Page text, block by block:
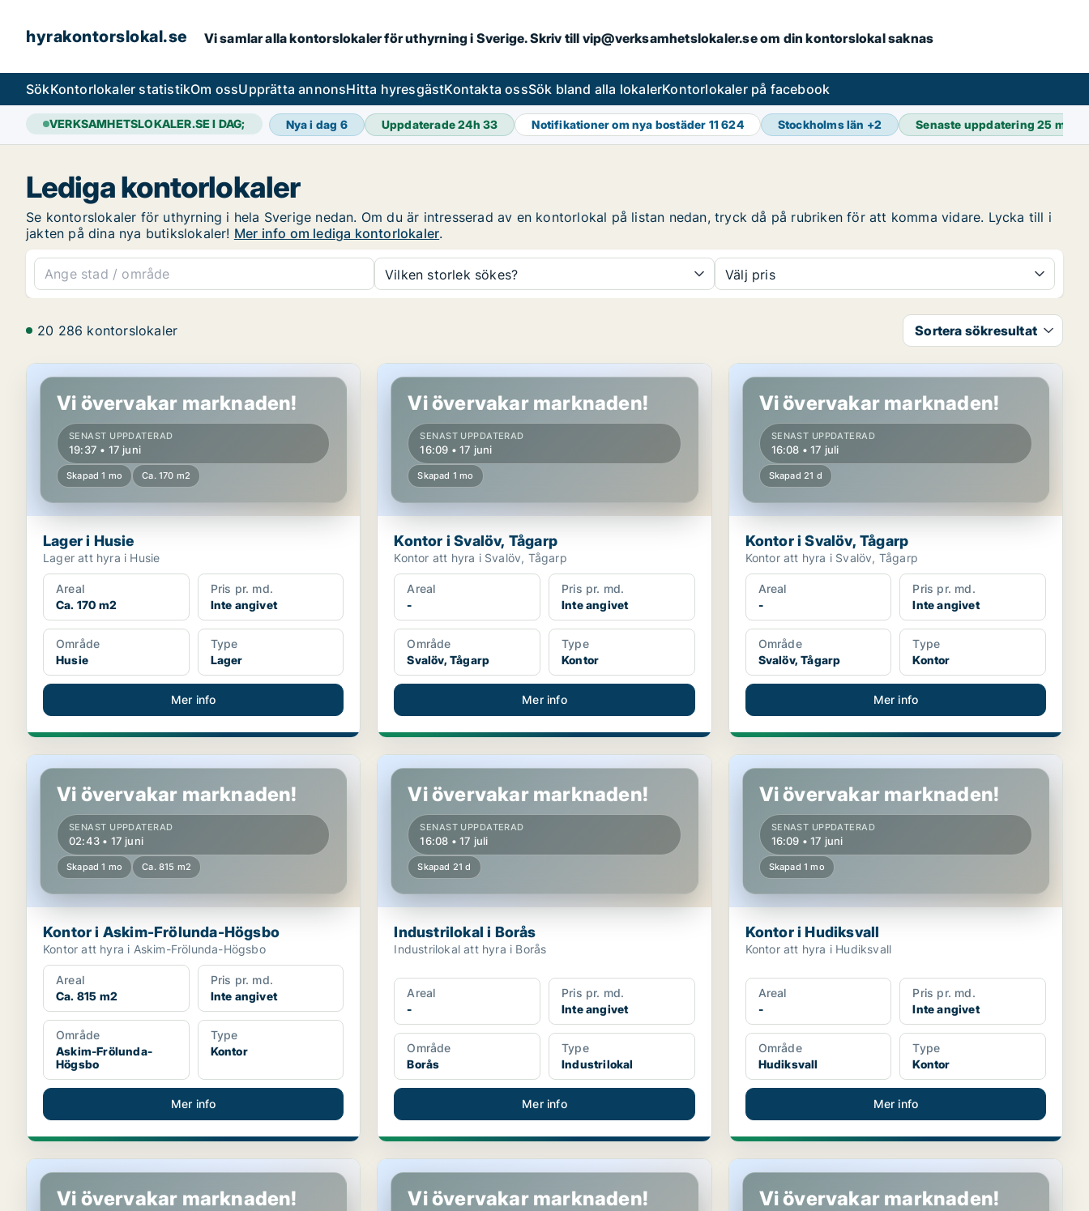
hyrakontorslokal.se Vi samlar alla kontorslokaler för uthyrning i Sverige. Skriv till vip@verksamhetslokaler.se om din kontorslokal saknas
SökKontorlokaler statistikOm ossUpprätta annonsHitta hyresgästKontakta ossSök bland alla lokalerKontorlokaler på facebook
VERKSAMHETSLOKALER.SE I DAG; Nya i dag 6 Uppdaterade 24h33 Notifikationer om nya bostäder 11 624 Stockholms län +2 Senaste uppdatering25 min
Lediga kontorlokaler
Se kontorslokaler för uthyrning i hela Sverige nedan. Om du är intresserad av en kontorlokal på listan nedan, tryck då på rubriken för att komma vidare. Lycka till i
jakten på dina nya butikslokaler! Mer info om lediga kontorlokaler.
Vilken storlek sökes? Välj pris
20 286 kontorslokaler Sortera sökresultat
Lager i Husie
Vi övervakar marknaden!
SENAST UPPDATERAD
19:37 • 17 juni
Skapad 1 mo Ca. 170 m2
Lager i Husie
Lager att hyra i Husie
Areal
Ca. 170 m2
Pris pr. md.
Inte angivet
Område
Husie
Type
Lager
Mer info
Kontor i Svalöv, Tågarp
Vi övervakar marknaden!
SENAST UPPDATERAD
16:09 • 17 juni
Skapad 1 mo
Kontor i Svalöv, Tågarp
Kontor att hyra i Svalöv, Tågarp
Areal
-
Pris pr. md.
Inte angivet
Område
Svalöv, Tågarp
Type
Kontor
Mer info
Kontor i Svalöv, Tågarp
Vi övervakar marknaden!
SENAST UPPDATERAD
16:08 • 17 juli
Skapad 21 d
Kontor i Svalöv, Tågarp
Kontor att hyra i Svalöv, Tågarp
Areal
-
Pris pr. md.
Inte angivet
Område
Svalöv, Tågarp
Type
Kontor
Mer info
Kontor i Askim-Frölunda-Högsbo
Vi övervakar marknaden!
SENAST UPPDATERAD
02:43 • 17 juni
Skapad 1 mo Ca. 815 m2
Kontor i Askim-Frölunda-Högsbo
Kontor att hyra i Askim-Frölunda-Högsbo
Areal
Ca. 815 m2
Pris pr. md.
Inte angivet
Område
Askim-Frölunda-
Högsbo
Type
Kontor
Mer info
Industrilokal i Borås
Vi övervakar marknaden!
SENAST UPPDATERAD
16:08 • 17 juli
Skapad 21 d
Industrilokal i Borås
Industrilokal att hyra i Borås
Areal
-
Pris pr. md.
Inte angivet
Område
Borås
Type
Industrilokal
Mer info
Kontor i Hudiksvall
Vi övervakar marknaden!
SENAST UPPDATERAD
16:09 • 17 juni
Skapad 1 mo
Kontor i Hudiksvall
Kontor att hyra i Hudiksvall
Areal
-
Pris pr. md.
Inte angivet
Område
Hudiksvall
Type
Kontor
Mer info
Industrilokal i Malmö Centrum
Vi övervakar marknaden!
Kontor på Gärdet/Djurgården
Vi övervakar marknaden!
Kontor i Västerås
Vi övervakar marknaden!